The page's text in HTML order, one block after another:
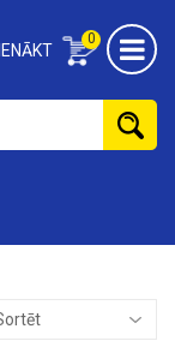
0
IENĀKT